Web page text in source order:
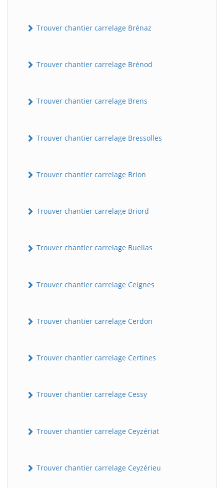
Trouver chantier carrelage Brénaz
Trouver chantier carrelage Brénod
Trouver chantier carrelage Brens
Trouver chantier carrelage Bressolles
Trouver chantier carrelage Brion
Trouver chantier carrelage Briord
Trouver chantier carrelage Buellas
Trouver chantier carrelage Ceignes
Trouver chantier carrelage Cerdon
Trouver chantier carrelage Certines
Trouver chantier carrelage Cessy
Trouver chantier carrelage Ceyzériat
Trouver chantier carrelage Ceyzérieu